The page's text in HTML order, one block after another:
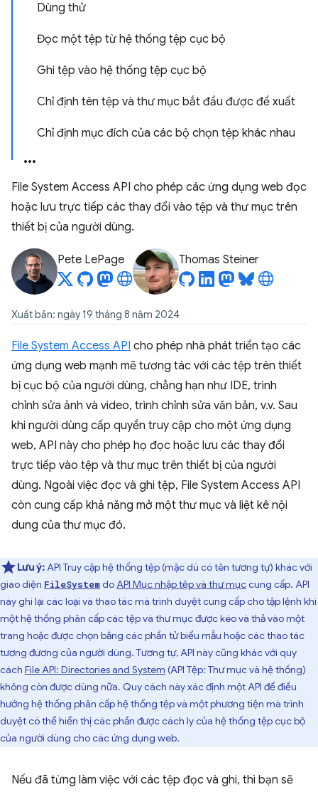
Dùng thử
Đọc một tệp từ hệ thống tệp cục bộ
Ghi tệp vào hệ thống tệp cục bộ
Chỉ định tên tệp và thư mục bắt đầu được đề xuất
Chỉ định mục đích của các bộ chọn tệp khác nhau
File System Access API cho phép các ứng dụng web đọc
hoặc lưu trực tiếp các thay đổi vào tệp và thư mục trên
thiết bị của người dùng.
Pete LePage Thomas Steiner
Xuất bản: ngày 19 tháng 8 năm 2024
File System Access API cho phép nhà phát triển tạo các
ứng dụng web mạnh mẽ tương tác với các tệp trên thiết
bị cục bộ của người dùng, chẳng hạn như IDE, trình
chỉnh sửa ảnh và video, trình chỉnh sửa văn bản, v.v. Sau
khi người dùng cấp quyền truy cập cho một ứng dụng
web, API này cho phép họ đọc hoặc lưu các thay đổi
trực tiếp vào tệp và thư mục trên thiết bị của người
dùng. Ngoài việc đọc và ghi tệp, File System Access API
còn cung cấp khả năng mở một thư mục và liệt kê nội
dung của thư mục đó.
Lưu ý:API Truy cập hệ thống tệp (mặc dù có tên tương tự) khác với
giao diện FileSystemdoAPI Mục nhập tệp và thư mụccung cấp. API
này ghi lại các loại và thao tác mà trình duyệt cung cấp cho tập lệnh khi
một hệ thống phân cấp các tệp và thư mục được kéo và thả vào một
trang hoặc được chọn bằng các phần tử biểu mẫu hoặc các thao tác
tương đương của người dùng. Tương tự, API này cũng khác với quy
cách File API: Directories and System (API Tệp: Thư mục và hệ thống)
không còn được dùng nữa. Quy cách này xác định một API để điều
hướng hệ thống phân cấp hệ thống tệp và một phương tiện mà trình
duyệt có thể hiển thị các phần được cách ly của hệ thống tệp cục bộ
của người dùng cho các ứng dụng web.
Nếu đã từng làm việc với các tệp đọc và ghi, thì bạn sẽ